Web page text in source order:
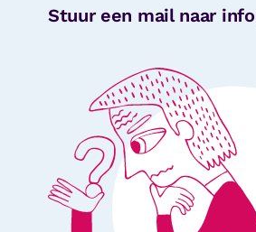
Stuur een mail naar